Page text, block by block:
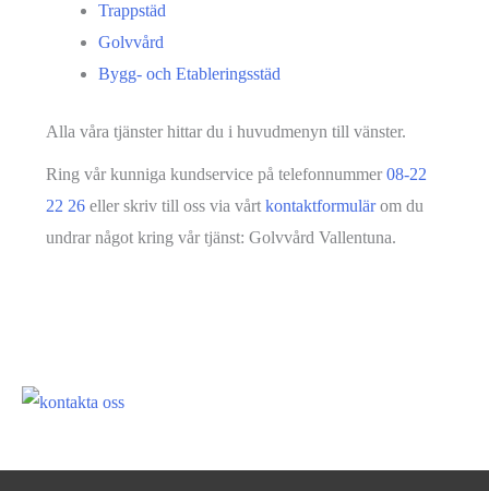
Trappstäd
Golvvård
Bygg- och Etableringsstäd
Alla våra tjänster hittar du i huvudmenyn till vänster.
Ring vår kunniga kundservice på telefonnummer08-22
22 26 eller skriv till oss via vårtkontaktformulärom du
undrar något kring vår tjänst: Golvvård Vallentuna.